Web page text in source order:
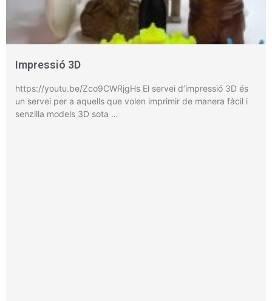
Impressió 3D
https://youtu.be/Zco9CWRjgHs El servei d’impressió 3D és
un servei per a aquells que volen imprimir de manera fàcil i
senzilla models 3D sota …